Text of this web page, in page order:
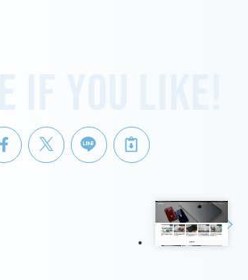
if you like!